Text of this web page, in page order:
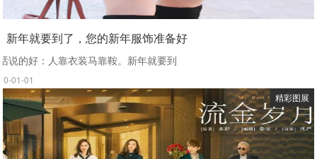
新年就要到了，您的新年服饰准备好
说的好：人靠衣装马靠鞍。新年就要到
01-01
精彩图展